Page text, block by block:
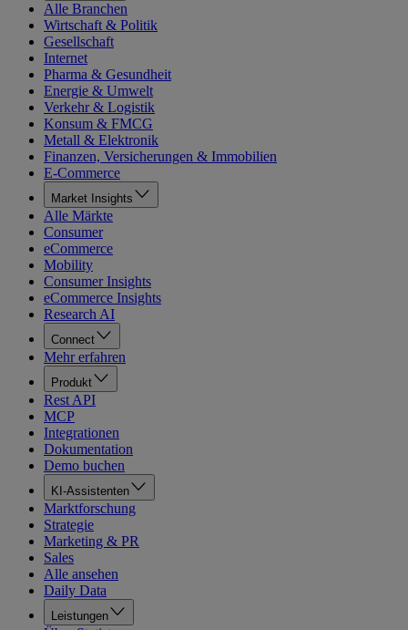
Alle Branchen
Wirtschaft & Politik
Gesellschaft
Internet
Pharma & Gesundheit
Energie & Umwelt
Verkehr & Logistik
Konsum & FMCG
Metall & Elektronik
Finanzen, Versicherungen & Immobilien
E-Commerce
Market Insights
Alle Märkte
Consumer
eCommerce
Mobility
Consumer Insights
eCommerce Insights
Research AI
Connect
Mehr erfahren
Produkt
Rest API
MCP
Integrationen
Dokumentation
Demo buchen
KI-Assistenten
Marktforschung
Strategie
Marketing & PR
Sales
Alle ansehen
Daily Data
Leistungen